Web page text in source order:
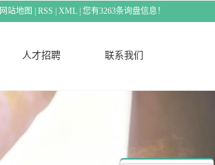
网站地图 RSS XML 您有3263条询盘信息！
人才招聘 联系我们